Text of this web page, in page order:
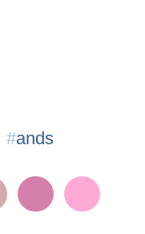
#ands